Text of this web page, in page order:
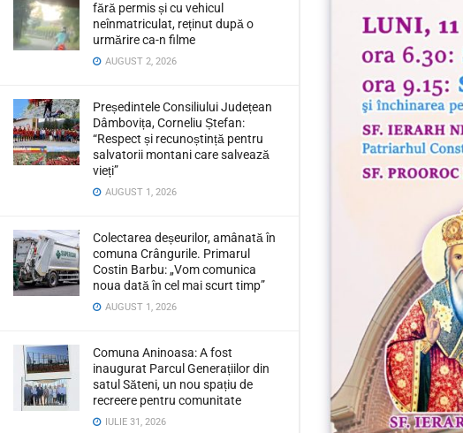
fără permis și cu vehicul
neînmatriculat, reținut după o
urmărire ca-n filme
AUGUST 2, 2026
Președintele Consiliului Județean
Dâmbovița, Corneliu Ștefan:
“Respect și recunoștință pentru
salvatorii montani care salvează
vieți”
AUGUST 1, 2026
Colectarea deșeurilor, amânată în
comuna Crângurile. Primarul
Costin Barbu: „Vom comunica
noua dată în cel mai scurt timp”
AUGUST 1, 2026
Comuna Aninoasa: A fost
inaugurat Parcul Generațiilor din
satul Săteni, un nou spațiu de
recreere pentru comunitate
IULIE 31, 2026